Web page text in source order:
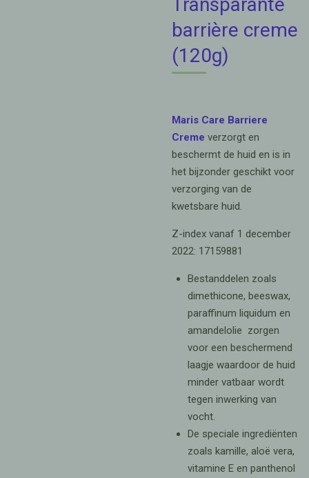
barrière creme
(120g)
Maris Care Barriere
Creme verzorgt en
beschermt de huid en is in
het bijzonder geschikt voor
verzorging van de
kwetsbare huid.
Z-index vanaf 1 december
2022: 17159881
Bestanddelen zoals
dimethicone, beeswax,
paraffinum liquidum en
amandelolie zorgen
voor een beschermend
laagje waardoor de huid
minder vatbaar wordt
tegen inwerking van
vocht.
De speciale ingrediënten
zoals kamille, aloë vera,
vitamine E en panthenol